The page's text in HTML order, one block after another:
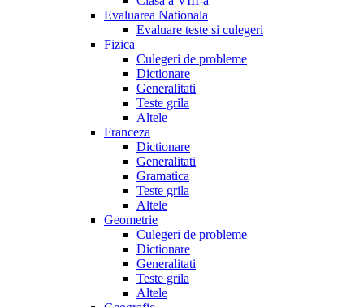
Evaluarea Nationala
Evaluare teste si culegeri
Fizica
Culegeri de probleme
Dictionare
Generalitati
Teste grila
Altele
Franceza
Dictionare
Generalitati
Gramatica
Teste grila
Altele
Geometrie
Culegeri de probleme
Dictionare
Generalitati
Teste grila
Altele